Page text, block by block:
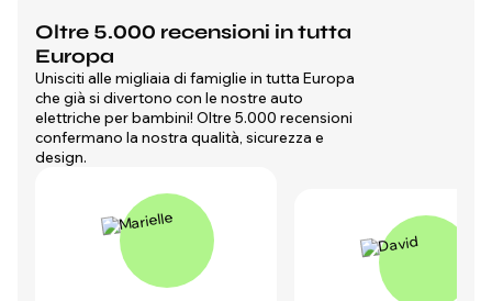
Oltre 5.000 recensioni in tutta
Europa
Unisciti alle migliaia di famiglie in tutta Europa
che già si divertono con le nostre auto
elettriche per bambini! Oltre 5.000 recensioni
confermano la nostra qualità, sicurezza e
design.